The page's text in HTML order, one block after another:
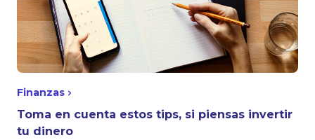
Finanzas
Toma en cuenta estos tips, si piensas invertir
tu dinero